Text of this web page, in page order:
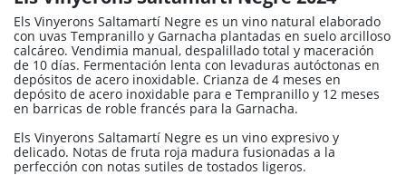
Els Vinyerons Saltamartí Negre es un vino natural elaborado
con uvas Tempranillo y Garnacha plantadas en suelo arcilloso
calcáreo. Vendimia manual, despalillado total y maceración
de 10 días. Fermentación lenta con levaduras autóctonas en
depósitos de acero inoxidable. Crianza de 4 meses en
depósito de acero inoxidable para e Tempranillo y 12 meses
en barricas de roble francés para la Garnacha.
Els Vinyerons Saltamartí Negre es un vino expresivo y
delicado. Notas de fruta roja madura fusionadas a la
perfección con notas sutiles de tostados ligeros.